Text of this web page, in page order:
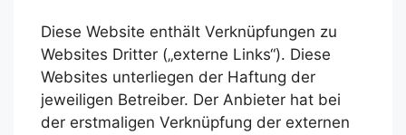
Diese Website enthält Verknüpfungen zu
Websites Dritter („externe Links“). Diese
Websites unterliegen der Haftung der
jeweiligen Betreiber. Der Anbieter hat bei
der erstmaligen Verknüpfung der externen